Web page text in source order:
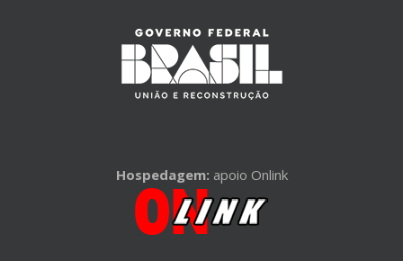
Hospedagem: apoio Onlink